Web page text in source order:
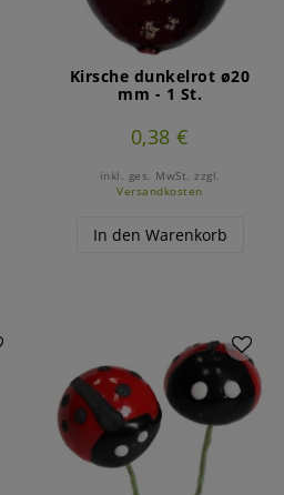
Kirsche dunkelrot ø20
mm - 1 St.
0,38 €
inkl. ges. MwSt. zzgl.
Versandkosten
In den Warenkorb